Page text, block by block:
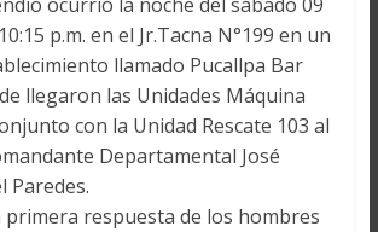
p.m. en el Jr.Tacna N°199 en un
llamado Pucallpa Bar
llegaron las Unidades Máquina
con la Unidad Rescate 103 al
Departamental José
Paredes.
primera respuesta de los hombres